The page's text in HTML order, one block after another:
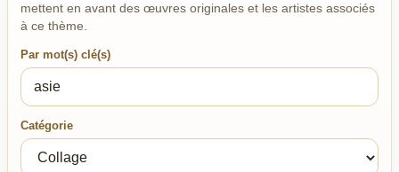
mettent en avant des œuvres originales et les artistes associés
à ce thème.
Par mot(s) clé(s)
Catégorie